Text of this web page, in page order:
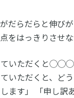
だらだらと伸び
をはっきりさせ
ていただくと
いただくと、ど
します」 「申し